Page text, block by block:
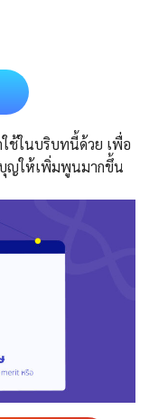
ใช้ในบริบทนี้ด้วย เพื่อ
บุญให้เพิ่มพูนมากขึ้น